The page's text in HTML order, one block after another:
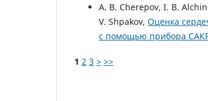
A. B. Cherepov, I. B.
V. Shpakov, Оценка
с помощью прибора
1 2 3 > >>